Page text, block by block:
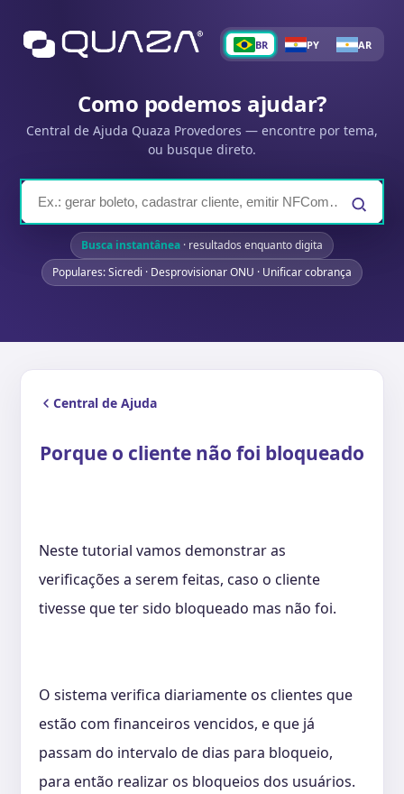
BR PY AR
Como podemos ajudar?
Central de Ajuda Quaza Provedores — encontre por tema,
ou busque direto.
Busca instantânea · resultados enquanto digita
Populares: Sicredi · Desprovisionar ONU · Unificar cobrança
Central de Ajuda
Porque o cliente não foi bloqueado
Neste tutorial vamos demonstrar as
verificações a serem feitas, caso o cliente
tivesse que ter sido bloqueado mas não foi.
O sistema verifica diariamente os clientes que
estão com financeiros vencidos, e que já
passam do intervalo de dias para bloqueio,
para então realizar os bloqueios dos usuários.